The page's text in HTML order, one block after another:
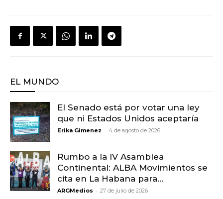
EL MUNDO
El Senado está por votar una ley
que ni Estados Unidos aceptaría
Erika Gimenez - 4 de agosto de 2026
Rumbo a la IV Asamblea
Continental: ALBA Movimientos se
cita en La Habana para...
ARGMedios - 27 de julio de 2026